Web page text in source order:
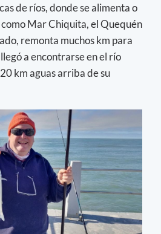
de ríos, donde se alimenta o
como Mar Chiquita, el Quequén
remonta muchos km para
a encontrarse en el río
km aguas arriba de su